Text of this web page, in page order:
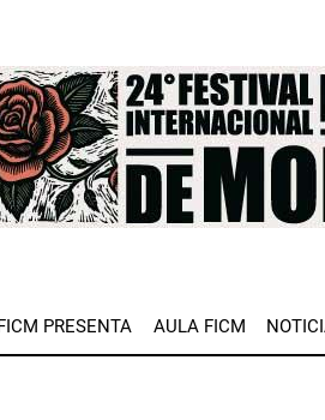
PRESENTA AULA FICM